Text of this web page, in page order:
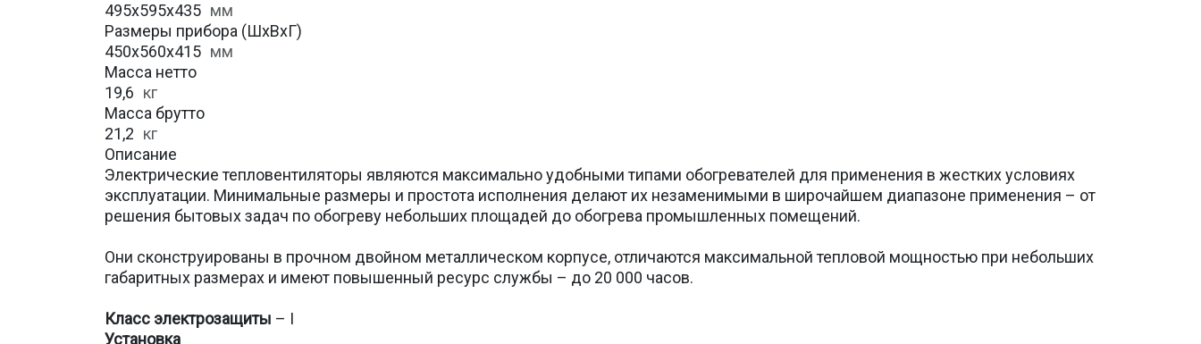
495x595x435 мм
Размеры прибора (ШхВхГ)
450x560x415 мм
Масса нетто
19,6 кг
Масса брутто
21,2 кг
Описание
Электрические тепловентиляторы являются максимально удобными типами обогревателей для применения в жестких условиях
эксплуатации. Минимальные размеры и простота исполнения делают их незаменимыми в широчайшем диапазоне применения – от
решения бытовых задач по обогреву небольших площадей до обогрева промышленных помещений.
Они сконструированы в прочном двойном металлическом корпусе, отличаются максимальной тепловой мощностью при небольших
габаритных размерах и имеют повышенный ресурс службы – до 20 000 часов.
Класс электрозащиты – I
Установка